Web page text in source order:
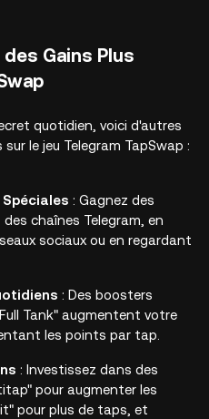
Gains Plus
quotidien, voici d'autres
le jeu Telegram TapSwap :
: Gagnez des
chaînes Telegram, en
sociaux ou en regardant
: Des boosters
Tank" augmentent votre
les points par tap.
: Investissez dans des
pour augmenter les
pour plus de taps, et